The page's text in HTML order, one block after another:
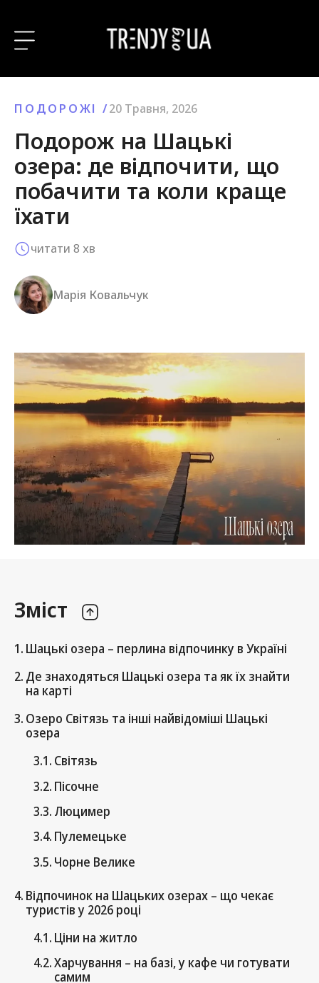
ПОДОРОЖІ /20 Травня, 2026
Подорож на Шацькі
озера: де відпочити, що
побачити та коли краще
їхати
читати 8 хв
Марія Ковальчук
Зміст
Шацькі озера – перлина відпочинку в Україні
Де знаходяться Шацькі озера та як їх знайти
на карті
Озеро Світязь та інші найвідоміші Шацькі
озера
Світязь
Пісочне
Люцимер
Пулемецьке
Чорне Велике
Відпочинок на Шацьких озерах – що чекає
туристів у 2026 році
Ціни на житло
Харчування – на базі, у кафе чи готувати
самим